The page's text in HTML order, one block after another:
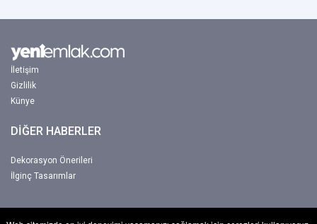
İletişim
Gizlilik
Künye
DİĞER HABERLER
Dekorasyon Önerileri
İlginç Tasarımlar